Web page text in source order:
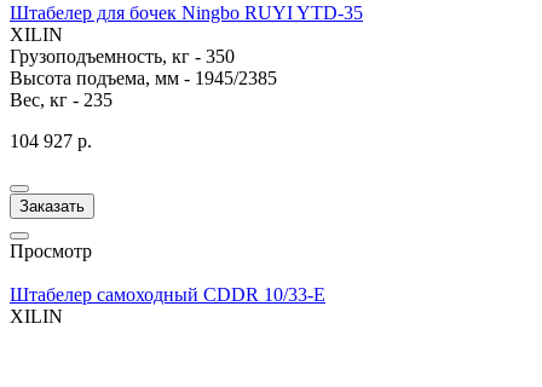
Штабелер для бочек Ningbo RUYI YTD-35
XILIN
Грузоподъемность, кг - 350
Высота подъема, мм - 1945/2385
Вес, кг - 235
104 927 р.
Заказать
Просмотр
Штабелер самоходный CDDR 10/33-E
XILIN